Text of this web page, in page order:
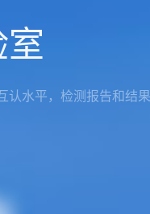
认水平，检测报告和结果